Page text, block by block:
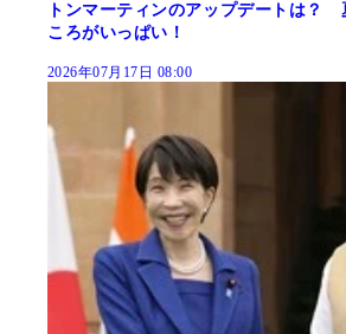
トンマーティンのアップデートは？
ころがいっぱい！
2026年07月17日 08:00